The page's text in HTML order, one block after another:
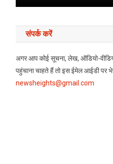
संपर्क करें
अगर आप कोई सूचना, लेख, ऑडियो-
पहुंचाना चाहते हैं तो इस ईमेल आईडी पर
newsheights@gmail.com